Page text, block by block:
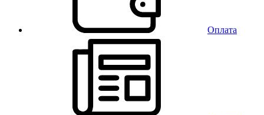
Оплата